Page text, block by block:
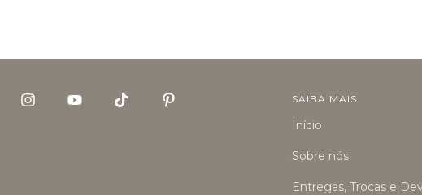
SAIBA MAIS
Início
Sobre nós
Entregas, Trocas e